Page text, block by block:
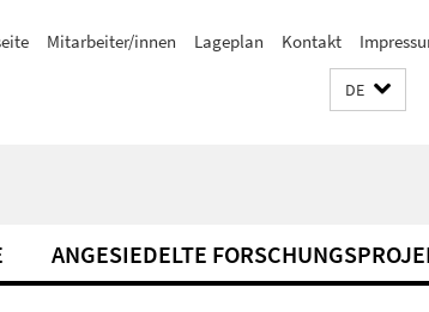
Mitarbeiter/innen Lageplan Kontakt
DE
ANGESIEDELTE